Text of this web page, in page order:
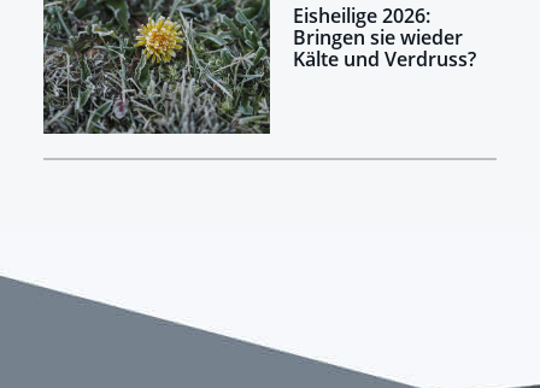
Eisheilige 2026:
Bringen sie wieder
Kälte und Verdruss?